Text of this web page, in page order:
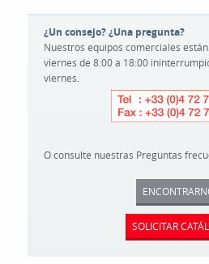
¿Un consejo? ¿Una pregunta?
Nuestros equipos comerciales
viernes de 8:00 a 18:00
viernes.
O consulte nuestras Preguntas
SOLICITAR